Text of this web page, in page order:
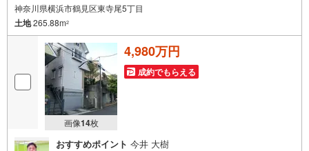
神奈川県横浜市鶴見区東寺尾5丁目
土地265.88m2
画像14枚
4,980万円
成約でもらえる
おすすめポイント 今井 大樹